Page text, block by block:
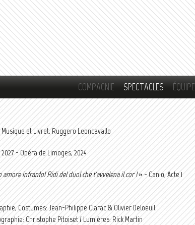
Aller au
contenu
principal
COMPAGNIE SPECTACLES ÉQUIPE
Musique et Livret, Ruggero Leoncavallo
- Opéra de Limoges, 2024
amore infranto! Ridi del duol che t'avvelena il cor !» - Canio, Acte 1
Costumes: Jean-Philippe Clarac & Olivier Deloeuil
Christophe Pitoiset / Lumières: Rick Martin